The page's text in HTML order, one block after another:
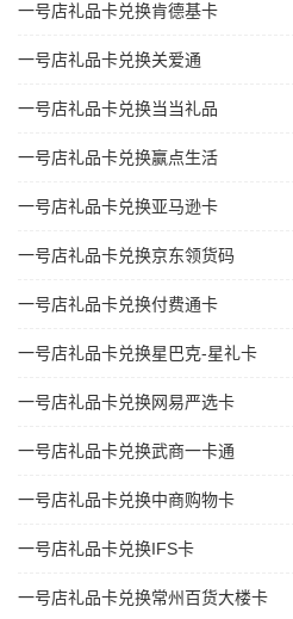
一号店礼品卡兑换肯德基卡
一号店礼品卡兑换关爱通
一号店礼品卡兑换当当礼品
一号店礼品卡兑换赢点生活
一号店礼品卡兑换亚马逊卡
一号店礼品卡兑换京东领货码
一号店礼品卡兑换付费通卡
一号店礼品卡兑换星巴克-星礼卡
一号店礼品卡兑换网易严选卡
一号店礼品卡兑换武商一卡通
一号店礼品卡兑换中商购物卡
一号店礼品卡兑换IFS卡
一号店礼品卡兑换常州百货大楼卡